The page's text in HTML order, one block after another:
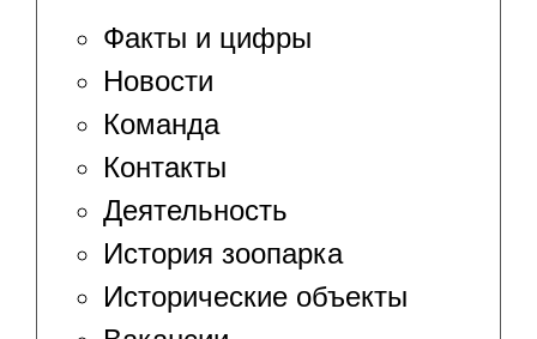
Факты и цифры
Новости
Команда
Контакты
Деятельность
История зоопарка
Исторические объекты